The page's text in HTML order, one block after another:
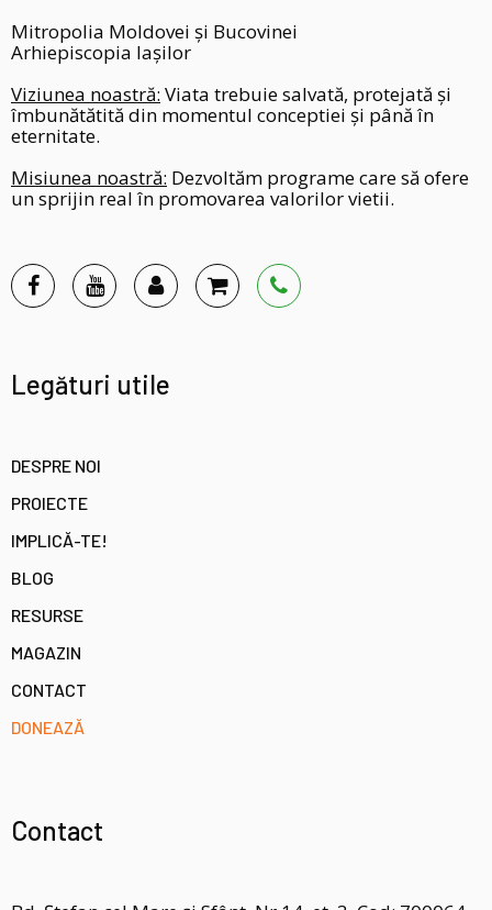
Mitropolia Moldovei și Bucovinei
Arhiepiscopia Iașilor
Viziunea noastră: Viata trebuie salvată, protejată și
îmbunătătită din momentul conceptiei și până în
eternitate.
Misiunea noastră: Dezvoltăm programe care să ofere
un sprijin real în promovarea valorilor vietii.
Legături utile
DESPRE NOI
PROIECTE
IMPLICĂ-TE!
BLOG
RESURSE
MAGAZIN
CONTACT
DONEAZĂ
Contact